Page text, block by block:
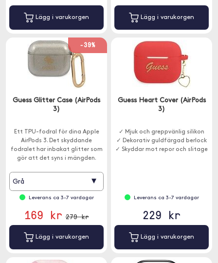
Lägg i varukorgen Lägg i varukorgen
-39%
Guess Glitter Case (AirPods
3)
Ett TPU-fodral för dina Apple
AirPods 3. Det skyddande
fodralet har inbakat glitter som
gör att det syns i mängden.
Grå ▾
Leverans ca 3-7 vardagar
169 kr 279 kr
Lägg i varukorgen
Guess Heart Cover (AirPods
3)
✓ Mjuk och greppvänlig silikon
✓ Dekorativ guldfärgad berlock
✓ Skyddar mot repor och slitage
Leverans ca 3-7 vardagar
229 kr
Lägg i varukorgen